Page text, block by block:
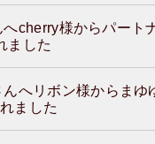
分 開始より２日間（４８
象ホスト：入店14日間以内
帰ホストも除く）、リボン
ポイントがないホストを対
の上、メール頂ければ完了
格させたいホストがおりま
ければ幸いで御座います。
いない場合は昇格対象か
cherry様からパート
ました
へリボン様からまゆ
ました